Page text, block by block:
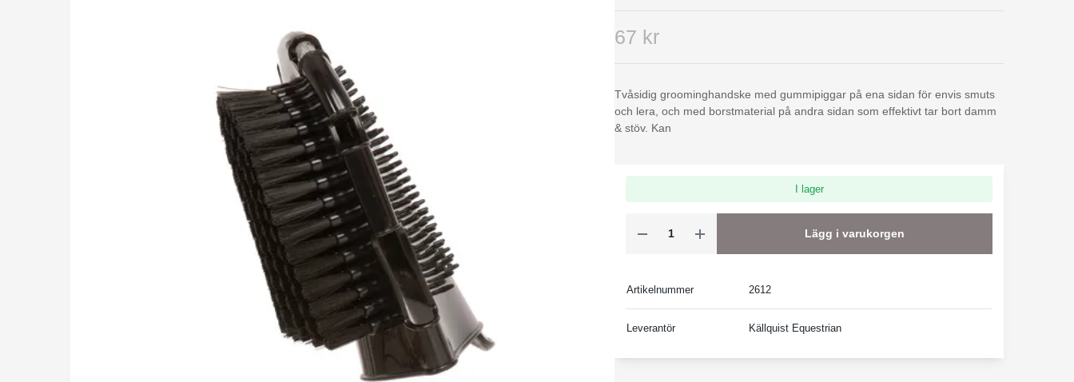
67 kr
Tvåsidig groominghandske med gummipiggar på ena sidan för envis smuts
och lera, och med borstmaterial på andra sidan som effektivt tar bort damm
& stöv. Kan
I lager
Lägg i varukorgen
Artikelnummer 2612
Leverantör Källquist Equestrian